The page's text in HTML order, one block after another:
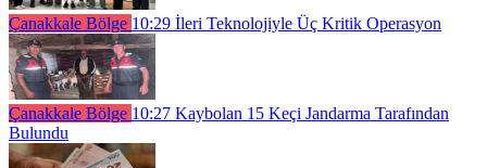
Çanakkale Bölge 10:29 İleri Teknolojiyle Üç Kritik Operasyon
Çanakkale Bölge 10:27 Kaybolan 15 Keçi Jandarma Tarafından
Bulundu